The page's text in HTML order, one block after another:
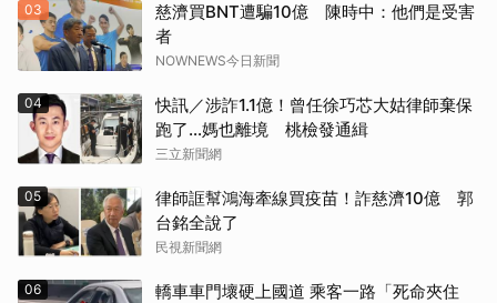
03
慈濟買BNT遭騙10億 陳時中：他們是受害
者
NOWNEWS今日新聞
04
快訊／涉詐1.1億！曾任徐巧芯大姑律師棄保
跑了…媽也離境 桃檢發通緝
三立新聞網
05
律師誆幫鴻海牽線買疫苗！詐慈濟10億 郭
台銘全說了
民視新聞網
06
轎車車門壞硬上國道 乘客一路「死命夾住